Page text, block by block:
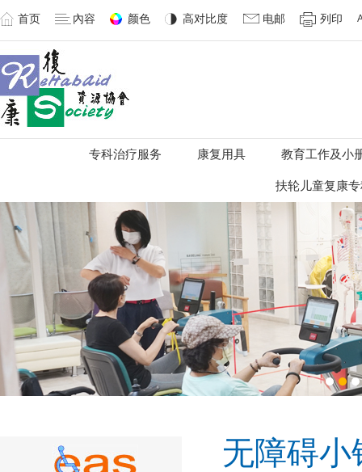
首页 內容 颜色 高对比度 电邮 列印
专科治疗服务 康复用具 教育工作及小
扶轮儿童复康
1 2 3
无障碍小